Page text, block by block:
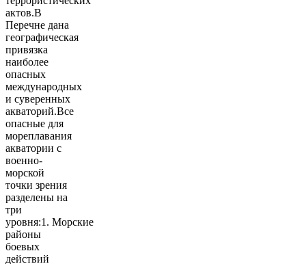
актов.В
Перечне дана
географическая
привязка
наиболее
опасных
международных
и суверенных
акваторий.Все
опасные для
мореплавания
акватории с
военно-
морской
точки зрения
разделены на
три
уровня:1. Морские
районы
боевых
действий